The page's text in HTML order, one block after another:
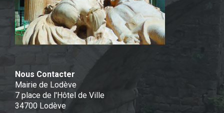
Nous Contacter
Mairie de Lodève
7 place de l'Hôtel de Ville
34700 Lodève